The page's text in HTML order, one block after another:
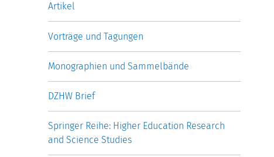
Artikel
Vorträge und Tagungen
Monographien und Sammelbände
DZHW Brief
Springer Reihe: Higher Education Research
and Science Studies